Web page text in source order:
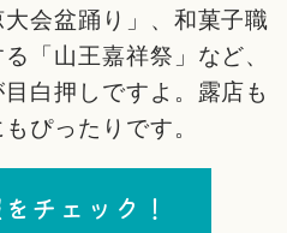
会盆踊り」、和菓子職
「山王嘉祥祭」など、
白押しですよ。露店も
ぴったりです。
チェック！